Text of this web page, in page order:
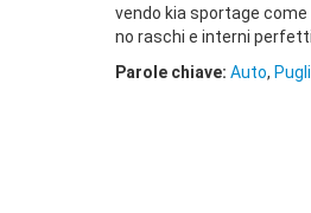
vendo kia sportage
no raschi e interni perfetti.
Parole chiave: Auto,